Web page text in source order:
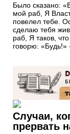
Было сказано:
мой раб, Я
повелел тебе.
сделаю тебя
раб, Я таков,
говорю: «Будь!»
Случаи,
прервать